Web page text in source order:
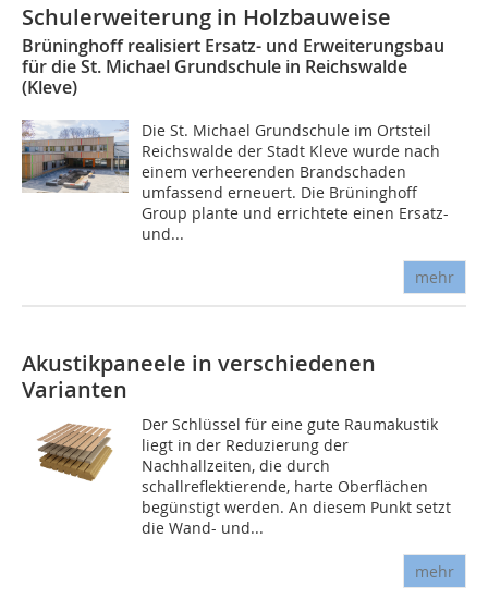
Schulerweiterung in Holzbauweise
Brüninghoff realisiert Ersatz- und Erweiterungsbau
für die St. Michael Grundschule in Reichswalde
(Kleve)
Die St. Michael Grundschule im Ortsteil
Reichswalde der Stadt Kleve wurde nach
einem verheerenden Brandschaden
umfassend erneuert. Die Brüninghoff
Group plante und errichtete einen Ersatz-
und...
mehr
Akustikpaneele in verschiedenen
Varianten
Der Schlüssel für eine gute Raumakustik
liegt in der Reduzierung der
Nachhallzeiten, die durch
schallreflektierende, harte Oberflächen
begünstigt werden. An diesem Punkt setzt
die Wand- und...
mehr